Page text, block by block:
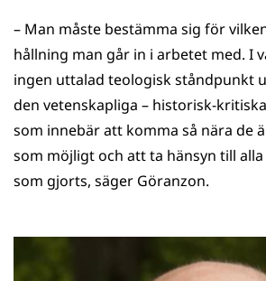
– Man måste bestämma sig för
hållning man går in i arbetet med. I
ingen uttalad teologisk ståndpunkt
den vetenskapliga – historisk-
som innebär att komma så nära de
som möjligt och att ta hänsyn till
som gjorts, säger Göranzon.